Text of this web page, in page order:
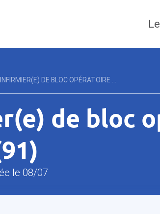
INFIRMIER(E) DE BLOC OPÉRATOIRE ...
de bloc
le 08/07